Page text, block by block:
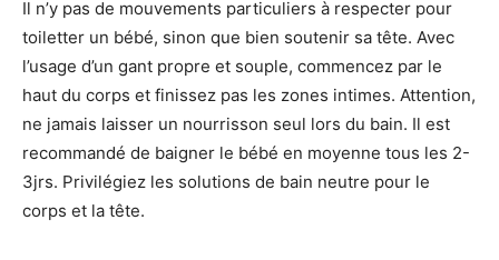
Il n’y pas de mouvements particuliers à respecter pour
toiletter un bébé, sinon que bien soutenir sa tête. Avec
l’usage d’un gant propre et souple, commencez par le
haut du corps et finissez pas les zones intimes. Attention,
ne jamais laisser un nourrisson seul lors du bain. Il est
recommandé de baigner le bébé en moyenne tous les 2-
3jrs. Privilégiez les solutions de bain neutre pour le
corps et la tête.